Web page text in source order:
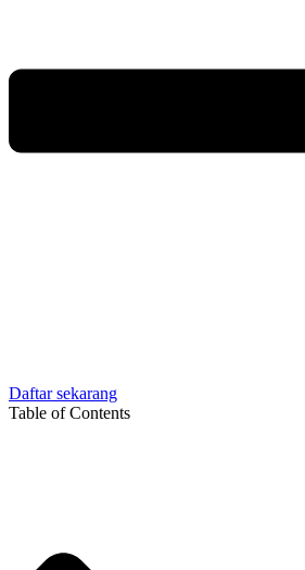
Daftar sekarang
Table of Contents